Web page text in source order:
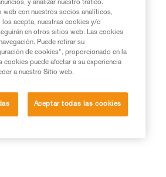
de
a
y analizar nuestro tráfico.
web con nuestros socios analíticos,
acepta, nuestras cookies y/o
en otros sitios web. Las cookies
Puede retirar su
de cookies", proporcionado en la
puede afectar a su experiencia
a nuestro Sitio web.
Aceptar todas las cookies